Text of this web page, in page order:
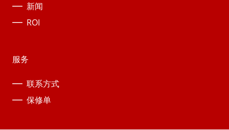
新闻
ROI
服务
联系方式
保修单